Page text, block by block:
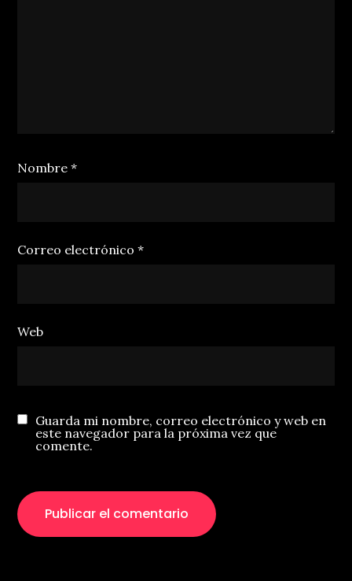
Nombre*
Correo electrónico*
Web
Guarda mi nombre, correo electrónico y web en
este navegador para la próxima vez que
comente.